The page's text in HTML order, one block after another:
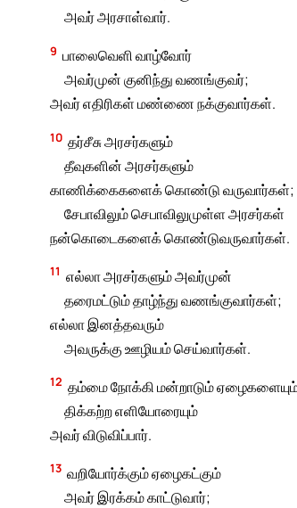
அவர் அரசாள்வார்.
9 பாலைவெளி வாழ்வோர்
அவர்முன் குனிந்து வணங்குவர்;
அவர் எதிரிகள் மண்ணை நக்குவார்கள்.
10 தர்சீசு அரசர்களும்
தீவுகளின் அரசர்களும்
காணிக்கைகளைக் கொண்டு வருவார்கள்;
சேபாவிலும் செபாவிலுமுள்ள அரசர்கள்
நன்கொடைகளைக் கொண்டுவருவார்கள்.
11 எல்லா அரசர்களும் அவர்முன்
தரைமட்டும் தாழ்ந்து வணங்குவார்கள்;
எல்லா இனத்தவரும்
அவருக்கு ஊழியம் செய்வார்கள்.
12 தம்மை நோக்கி மன்றாடும்
திக்கற்ற எளியோரையும்
அவர் விடுவிப்பார்.
13 வறியோர்க்கும் ஏழைகட்கும்
அவர் இரக்கம் காட்டுவார்;